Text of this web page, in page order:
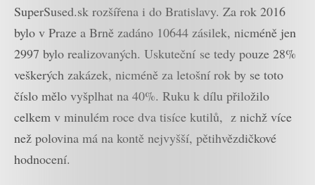
SuperSused.sk rozšířena i do Bratislavy. Za rok 2016
bylo v Praze a Brně zadáno 10644 zásilek, nicméně jen
2997 bylo realizovaných. Uskuteční se tedy pouze 28%
veškerých zakázek, nicméně za letošní rok by se toto
číslo mělo vyšplhat na 40%. Ruku k dílu přiložilo
celkem v minulém roce dva tisíce kutilů, z nichž více
než polovina má na kontě nejvyšší, pětihvězdičkové
hodnocení.